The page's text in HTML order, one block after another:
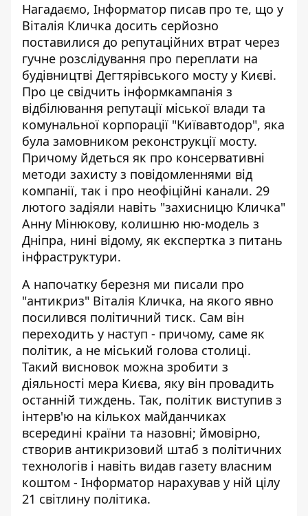
Нагадаємо, Інформатор писав про те, що у
Віталія Кличка досить серйозно
поставилися до репутаційних втрат через
гучне розслідування про переплати на
будівництві Дегтярівського мосту у Києві.
Про це свідчить інформкампанія з
відбілювання репутації міської влади та
комунальної корпорації "Київавтодор", яка
була замовником реконструкції мосту.
Причому йдеться як про консервативні
методи захисту з повідомленнями від
компанії, так і про неофіційні канали. 29
лютого задіяли навіть "захисницю Кличка"
Анну Мінюкову, колишню ню-модель з
Дніпра, нині відому, як експертка з питань
інфраструктури.
А напочатку березня ми писали про
"антикриз" Віталія Кличка, на якого явно
посилився політичний тиск. Сам він
переходить у наступ - причому, саме як
політик, а не міський голова столиці.
Такий висновок можна зробити з
діяльності мера Києва, яку він провадить
останній тиждень. Так, політик виступив з
інтерв'ю на кількох майданчиках
всередині країни та назовні; ймовірно,
створив антикризовий штаб з політичних
технологів і навіть видав газету власним
коштом - Інформатор нарахував у ній цілу
21 світлину політика.